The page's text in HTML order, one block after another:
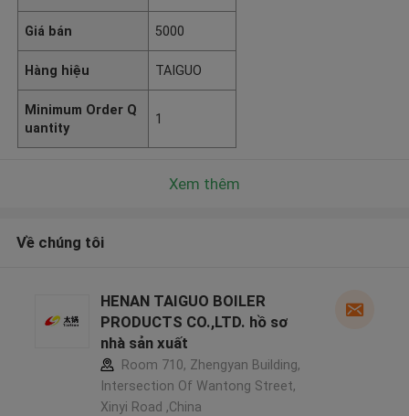
Giá bán 5000
Hàng hiệu TAIGUO
Minimum Order Q
uantity
1
Xem thêm
Về chúng tôi
HENAN TAIGUO BOILER
PRODUCTS CO.,LTD. hồ sơ
nhà sản xuất
Room 710, Zhengyan Building,
Intersection Of Wantong Street,
Xinyi Road ,China